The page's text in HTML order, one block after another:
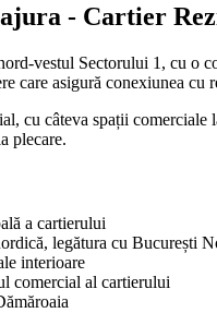
- Cartier
vestul Sectorului 1, cu o
care asigură conexiunea cu
cu câteva spații
plecare.
a cartierului
legătura cu București
interioare
comercial al cartierului